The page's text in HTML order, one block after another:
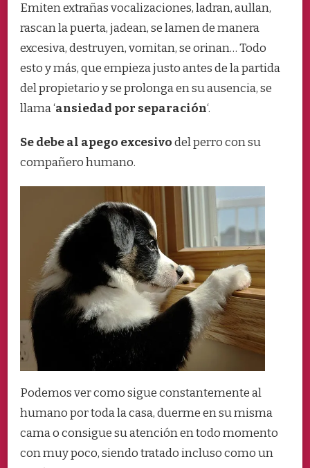
PERRO
TIENE
ANSIEDAD
CUANDO
TE
DE
CASA?
Emiten extrañas vocalizaciones, ladran, aullan,
rascan la puerta, jadean, se lamen de manera
excesiva, destruyen, vomitan, se orinan… Todo
esto y más, que empieza justo antes de la partida
del propietario y se prolonga en su ausencia, se
llama ‘ansiedad por separación‘.
Se debe al apego excesivodel perro con su
compañero humano.
Podemos ver como sigue constantemente al
humano por toda la casa, duerme en su misma
cama o consigue su atención en todo momento
con muy poco, siendo tratado incluso como un